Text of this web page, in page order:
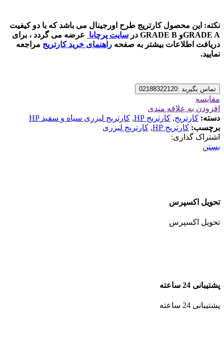
نکته: این محصول کارتریج طرح اورجینال می باشد که با دو کیفیت
GRADE Aو GRADE B در
سایت پرچابا عرضه می گردد ، برای
دریافت اطلاعات بیشتر به صفحه راهنمای خرید کارتریج مراجعه
نمایید.
تماس بگیرید :02188322120
مقایسه
افزودن به علاقه مندی
دسته: کارتریج, کارتریج HP , کارتریج لیزری سیاه و سفید HP
برچسب: کارتریج HP , کارتریج لیزری
اشتراک گذاری:
بستن
تحویل اکسپرس
تحویل اکسپرس
پشتیبانی 24 ساعته
پشتیبانی 24 ساعته